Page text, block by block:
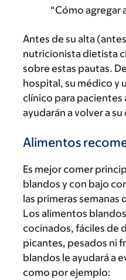
“Cómo agregar
Antes de su alta
nutricionista dietista
sobre estas pautas.
hospital, su médico y
clínico para pacientes
ayudarán a volver a
Alimentos
Es mejor comer
blandos y con bajo
las primeras semanas
Los alimentos
cocinados, fáciles de
picantes, pesados ni
blandos le ayudará a
como por ejemplo: